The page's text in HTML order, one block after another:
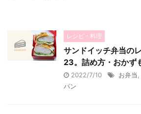
レシピ・料理
サンドイッチ弁当の
23。詰め方・おかず
2022/7/10 お弁当
パン